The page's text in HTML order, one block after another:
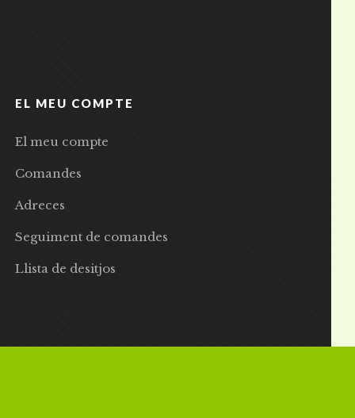
EL MEU COMPTE
El meu compte
Comandes
Adreces
Seguiment de comandes
Llista de desitjos